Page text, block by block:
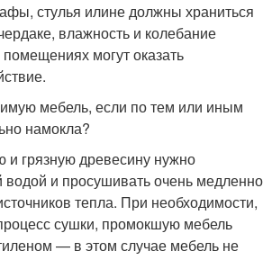
стулья илине должны храниться
влажность и колебание
могут оказать
мебель, если по тем или иным
намокла?
и грязную древесину нужно
водой и просушивать очень медленно
тепла. При необходимости,
сушки, промокшую мебель
— в этом случае мебель не